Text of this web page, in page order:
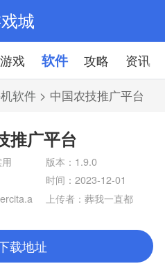
城
戏 软件 攻略 资讯
软件 > 中国农技推广平台
推广平台
版本：1.9.0
时间：2023-12-01
上传者：葬我一直都
载地址